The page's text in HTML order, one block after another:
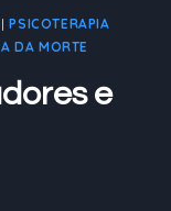
|PSICOTERAPIA
DA MORTE
e